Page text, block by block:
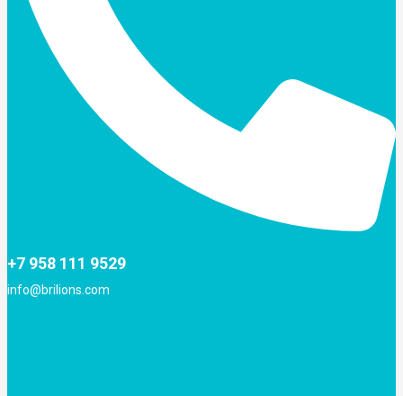
+7 958 111 9529
info@brilions.com